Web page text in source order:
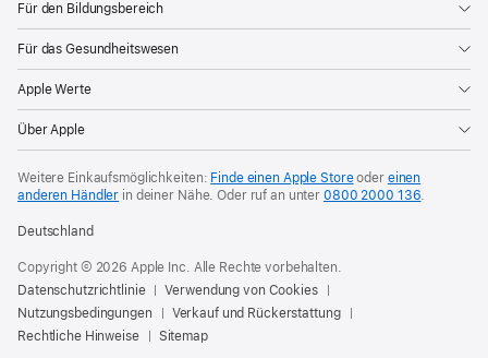
Für den Bildungsbereich
Für das Gesundheitswesen
Apple Werte
Über Apple
Weitere Einkaufsmöglichkeiten: Finde einen Apple Storeoder einen
anderen Händler in deiner Nähe. Oder ruf an unter0800 2000 136.
Deutschland
Copyright © 2026 Apple Inc. Alle Rechte vorbehalten.
Datenschutzrichtlinie
Verwendung von Cookies
Nutzungsbedingungen
Verkauf und Rückerstattung
Rechtliche Hinweise
Sitemap